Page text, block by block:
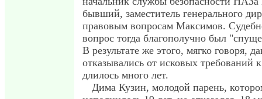
бывший, заместитель генерального
правовым вопросам Максимов.
вопрос тогда благополучно был
В результате же этого, мягко говоря,
отказывались от исковых требований
длилось много лет.
Дима Кузин, молодой парень,